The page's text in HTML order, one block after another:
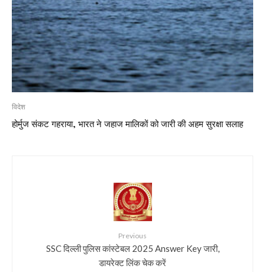
विदेश
होर्मुज संकट गहराया, भारत ने जहाज मालिकों को जारी की अहम सुरक्षा सलाह
Previous
SSC दिल्ली पुलिस कांस्टेबल 2025 Answer Key जारी,
डायरेक्ट लिंक चेक करें